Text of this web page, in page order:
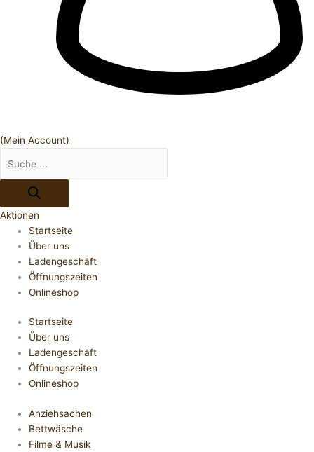
(Mein Account)
Aktionen
Startseite
Über uns
Ladengeschäft
Öffnungszeiten
Onlineshop
Startseite
Über uns
Ladengeschäft
Öffnungszeiten
Onlineshop
Anziehsachen
Bettwäsche
Filme & Musik